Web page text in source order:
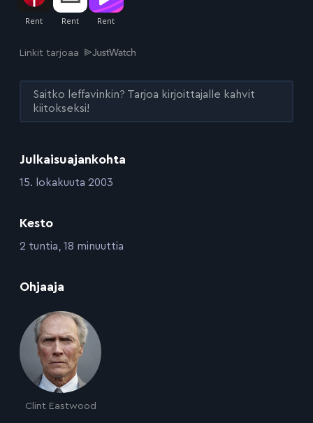
Julkaisuajankohta
:15. lokakuuta 2003
Kesto
:2 tuntia, 18 minuuttia
Ohjaaja
Clint Eastwood
Linkit tarjoaa
Saitko leffavinkin? Tarjoa kirjoittajalle kahvit
kiitokseksi!